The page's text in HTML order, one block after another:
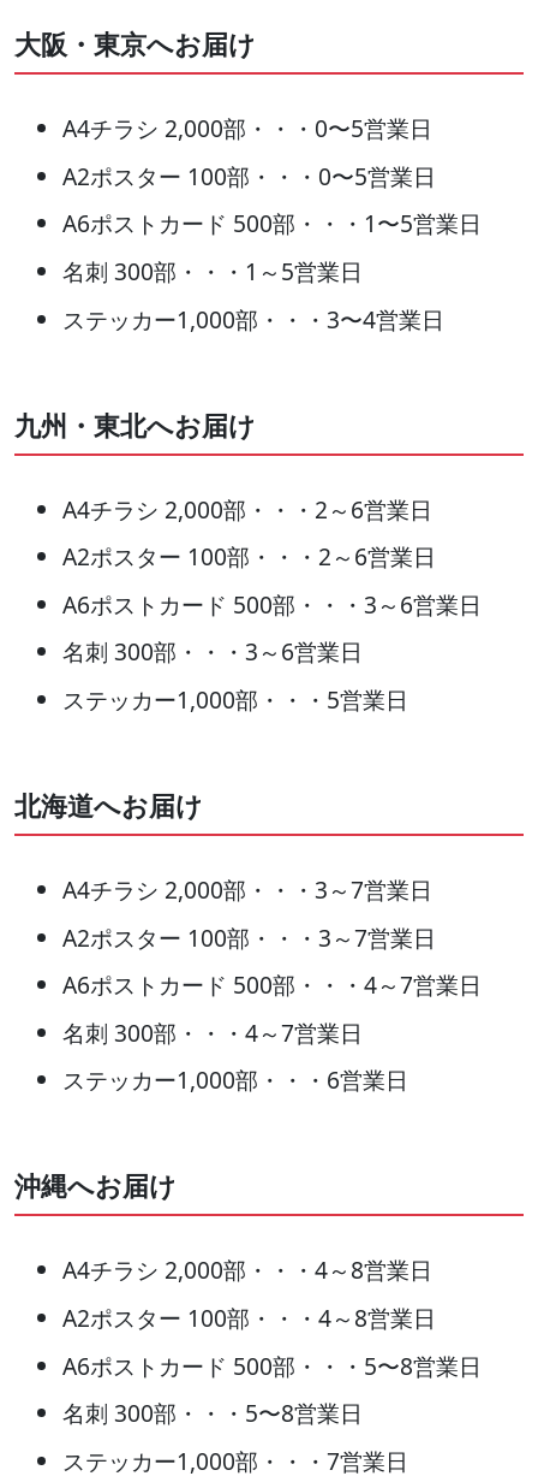
大阪・東京へお届け
A4チラシ 2,000部・・・0〜5営業日
A2ポスター 100部・・・0〜5営業日
A6ポストカード 500部・・・1〜5営業日
名刺 300部・・・1～5営業日
ステッカー1,000部・・・3〜4営業日
九州・東北へお届け
A4チラシ 2,000部・・・2～6営業日
A2ポスター 100部・・・2～6営業日
A6ポストカード 500部・・・3～6営業日
名刺 300部・・・3～6営業日
ステッカー1,000部・・・5営業日
北海道へお届け
A4チラシ 2,000部・・・3～7営業日
A2ポスター 100部・・・3～7営業日
A6ポストカード 500部・・・4～7営業日
名刺 300部・・・4～7営業日
ステッカー1,000部・・・6営業日
沖縄へお届け
A4チラシ 2,000部・・・4～8営業日
A2ポスター 100部・・・4～8営業日
A6ポストカード 500部・・・5〜8営業日
名刺 300部・・・5〜8営業日
ステッカー1,000部・・・7営業日